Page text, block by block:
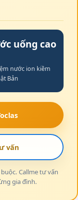
uống cao
nước ion kiềm
Bản
vấn
Callme tư vấn
gia đình.